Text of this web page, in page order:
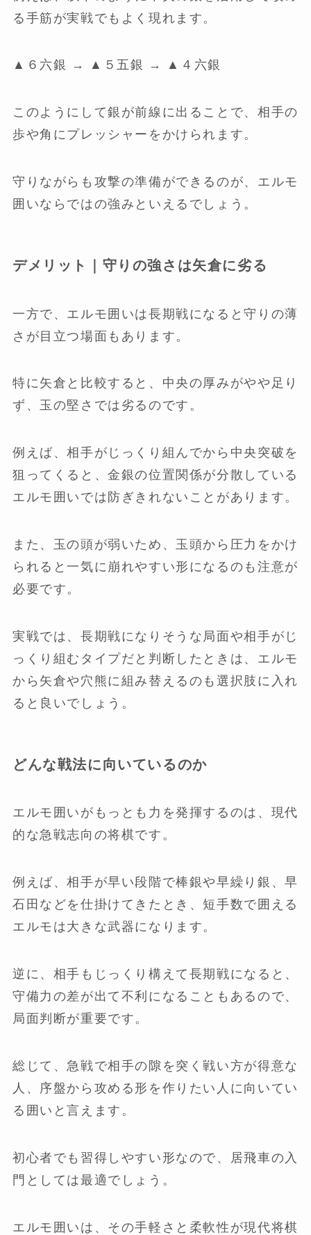
る手筋が実戦でもよく現れます。
▲６六銀 → ▲５五銀 → ▲４六銀
このようにして銀が前線に出ることで、相手の
歩や角にプレッシャーをかけられます。
守りながらも攻撃の準備ができるのが、エルモ
囲いならではの強みといえるでしょう。
デメリット｜守りの強さは矢倉に劣る
一方で、エルモ囲いは長期戦になると守りの薄
さが目立つ場面もあります。
特に矢倉と比較すると、中央の厚みがやや足り
ず、玉の堅さでは劣るのです。
例えば、相手がじっくり組んでから中央突破を
狙ってくると、金銀の位置関係が分散している
エルモ囲いでは防ぎきれないことがあります。
また、玉の頭が弱いため、玉頭から圧力をかけ
られると一気に崩れやすい形になるのも注意が
必要です。
実戦では、長期戦になりそうな局面や相手がじ
っくり組むタイプだと判断したときは、エルモ
から矢倉や穴熊に組み替えるのも選択肢に入れ
ると良いでしょう。
どんな戦法に向いているのか
エルモ囲いがもっとも力を発揮するのは、現代
的な急戦志向の将棋です。
例えば、相手が早い段階で棒銀や早繰り銀、早
石田などを仕掛けてきたとき、短手数で囲える
エルモは大きな武器になります。
逆に、相手もじっくり構えて長期戦になると、
守備力の差が出て不利になることもあるので、
局面判断が重要です。
総じて、急戦で相手の隙を突く戦い方が得意な
人、序盤から攻める形を作りたい人に向いてい
る囲いと言えます。
初心者でも習得しやすい形なので、居飛車の入
門としては最適でしょう。
エルモ囲いは、その手軽さと柔軟性が現代将棋